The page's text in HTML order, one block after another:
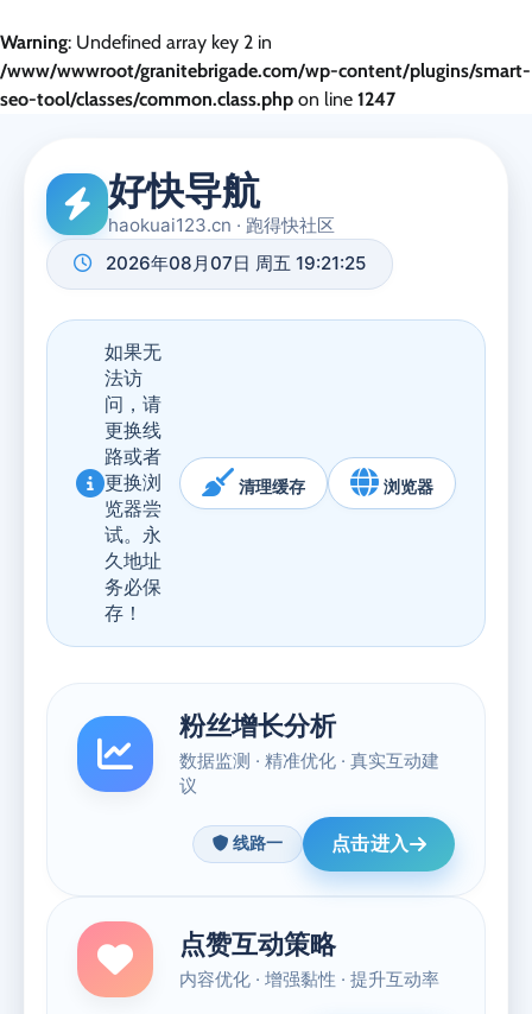
Warning: Undefined array key 2 in
/www/wwwroot/granitebrigade.com/wp-content/plugins/smart-
seo-tool/classes/common.class.php on line 1247